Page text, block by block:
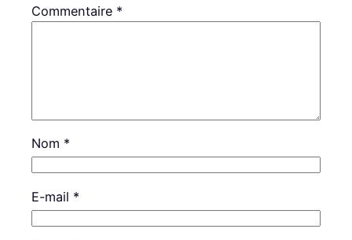
Commentaire *
Nom *
E-mail *